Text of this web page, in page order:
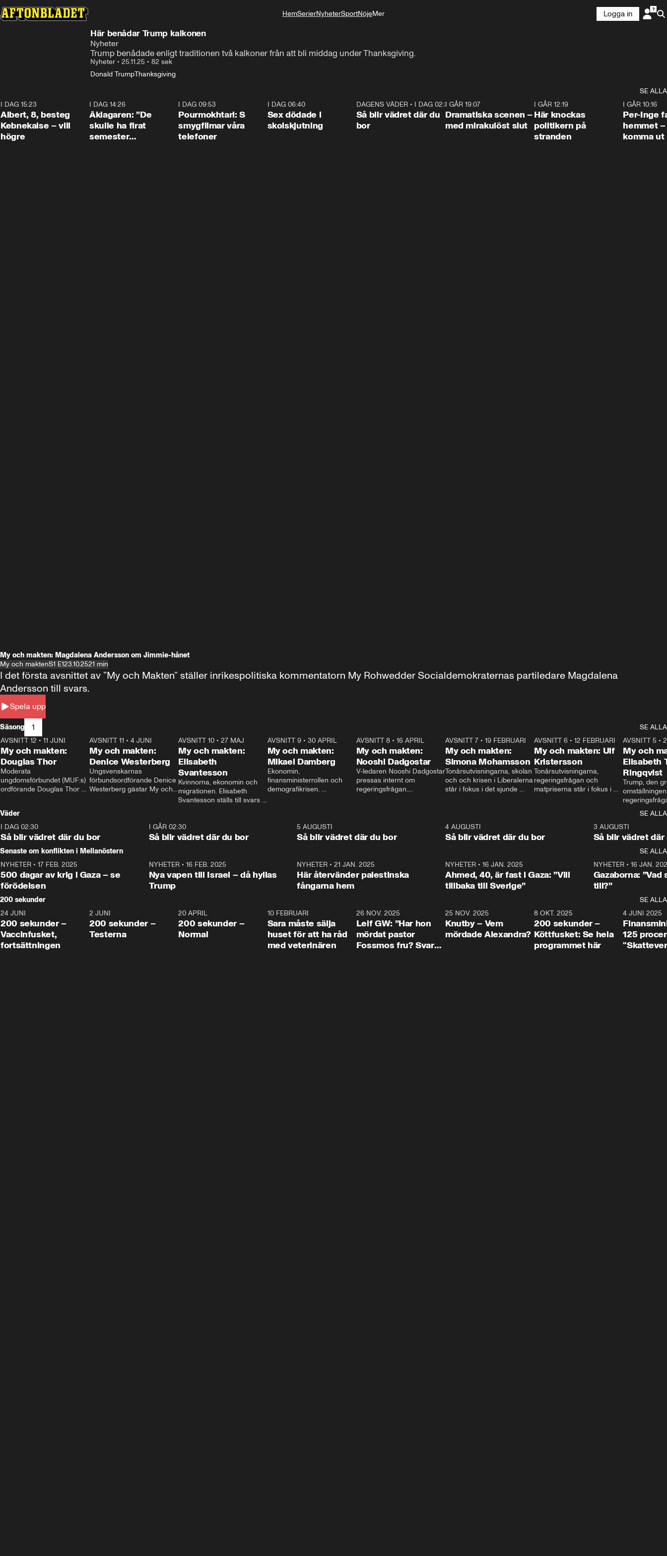
HemSerierNyheterSportNöjeMer
Logga in
Här benådar Trump kalkonen
Nyheter
Trump benådade enligt traditionen två kalkoner från att bli middag under Thanksgiving.
Nyheter • 25.11.25 • 82 sek
Donald TrumpThanksgiving
SE ALLA
I DAG 15:23
Albert, 8, besteg
Kebnekaise – vill
högre
I DAG 14:26
Åklagaren: ”De
skulle ha firat
semester
I DAG 09:53
Pourmokhtari: S
smygfilmar våra
telefoner
I DAG 06:40
Sex dödade i
skolskjutning
1:06
DAGENS VÄDER• I DAG 02:30
Så blir vädret där du
bor
I GÅR 19:07
Dramatiska scenen –
med mirakulöst slut
I GÅR 12:19
Här knockas
politikern på
stranden
I GÅR 10:16
Per-Inge
hemmet
komma ut
My och makten: Magdalena Andersson om Jimmie-hånet
My och maktenS1 E123.10.2521 min
Spela upp
I det första avsnittet av ”My och Makten” ställer inrikespolitiska kommentatorn My Rohwedder Socialdemokraternas partiledare Magdalena
Andersson till svars.
Säsong 1
SE ALLA
26:27
AVSNITT 12 • 11 JUNI
My och makten:
Douglas Thor
Moderata
ungdomsförbundet (MUF:s)
ordförande Douglas Thor
tonårsutvisningarna och hur
Moderaterna ska locka
väljare till valet i höst.
23:40
AVSNITT 11 •4 JUNI
My och makten:
Denice Westerberg
Ungsvenskarnas
förbundsordförande Denice
Westerberg gästar My och
AVSNITT 10 •27 MAJ
My och makten:
Elisabeth
Svantesson
Kvinnorna, ekonomin och
migrationen. Elisabeth
Svantesson ställs till svars
AVSNITT 9• 30 APRIL
My och makten:
Mikael Damberg
Ekonomin,
finansministerrollen och
demografikrisen.
och Makten.
AVSNITT 8• 16 APRIL
My och makten:
Nooshi Dadgostar
V-ledaren Nooshi Dadgostar
pressas internt om
regeringsfrågan.
– Vi ställer upp i val. Ska vi
vara med så sitter vi förstås
24:30
AVSNITT 7• 19 FEBRUARI
My och makten:
Simona Mohamsson
Tonårsutvisningarna, skolan
och och krisen i Liberalerna
står i fokus i det sjunde
kommentator My
Rohwedder ställer
utbildnings- och
Mohamsson till svars.
27:30
AVSNITT 6 •12 FEBRUARI
My och makten: Ulf
Kristersson
Tonårsutvisningarna,
regeringsfrågan och
matpriserna står i fokus i
Rohwedder ställer
statsminister Ulf Kristersson
AVSNITT 5 •
My och
Elisabeth
Ringqvist
Trump, den
centrum i
avsnittet av
Makten”. Se
Aftonbladets
Rohwedder
Thand Ring
Väder
SE ALLA
I DAG 02:30
Så blir vädret där du bor
1:06
I GÅR 02:30
Så blir vädret där du bor
5 AUGUSTI
Så blir vädret där du bor
4 AUGUSTI
Så blir vädret där du bor
3 AUGUSTI
Så blir vädret där
Senaste om konflikten i Mellanöstern
SE ALLA
NYHETER • 17 FEB. 2025
500 dagar av krig i Gaza – se
förödelsen
NYHETER• 16 FEB. 2025
Nya vapen till Israel – då hyllas
Trump
NYHETER •21 JAN. 2025
Här återvänder palestinska
fångarna hem
NYHETER• 16 JAN. 2025
Ahmed, 40, är fast i Gaza: ”Vill
tillbaka till Sverige”
NYHETER• 16 JAN.
Gazaborna:
till?”
200 sekunder
SE ALLA
5:00
24 JUNI
200 sekunder –
Vaccinfusket,
fortsättningen
4:23
2 JUNI
200 sekunder –
Testerna
20 APRIL
200 sekunder –
Normal
10 FEBRUARI
Sara måste sälja
huset för att ha råd
med veterinären
26 NOV. 2025
Leif GW: ”Har hon
mördat pastor
Fossmos fru? Svar
31:05
25 NOV. 2025
Knutby – Vem
mördade Alexandra?
4:29
8 OKT. 2025
200 sekunder –
Köttfusket: Se hela
programmet här
4 JUNI 2025
125